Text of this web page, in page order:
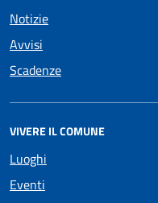
Notizie
Avvisi
Scadenze
VIVERE IL COMUNE
Luoghi
Eventi